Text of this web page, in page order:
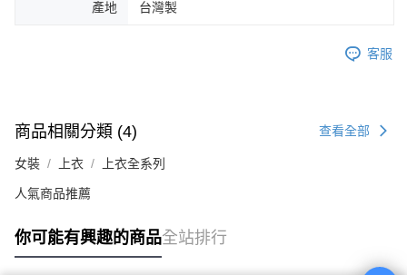
產地 台灣製
客服
商品相關分類 (4) 查看全部
女裝 上衣 上衣全系列
人氣商品推薦
你可能有興趣的商品全站排行